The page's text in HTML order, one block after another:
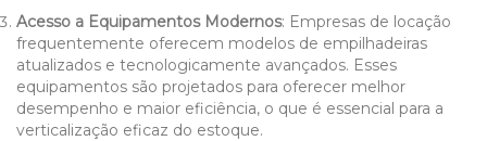
Acesso a Equipamentos Modernos: Empresas de locação
frequentemente oferecem modelos de empilhadeiras
atualizados e tecnologicamente avançados. Esses
equipamentos são projetados para oferecer melhor
desempenho e maior eficiência, o que é essencial para a
verticalização eficaz do estoque.